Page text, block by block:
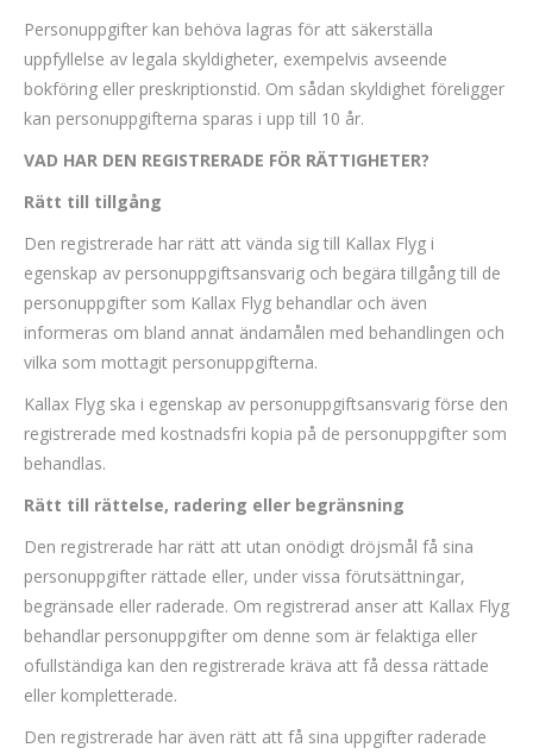
Personuppgifter kan behöva lagras för att säkerställa
uppfyllelse av legala skyldigheter, exempelvis avseende
bokföring eller preskriptionstid. Om sådan skyldighet föreligger
kan personuppgifterna sparas i upp till 10 år.
VAD HAR DEN REGISTRERADE FÖR RÄTTIGHETER?
Rätt till tillgång
Den registrerade har rätt att vända sig till Kallax Flyg i
egenskap av personuppgiftsansvarig och begära tillgång till de
personuppgifter som Kallax Flyg behandlar och även
informeras om bland annat ändamålen med behandlingen och
vilka som mottagit personuppgifterna.
Kallax Flyg ska i egenskap av personuppgiftsansvarig förse den
registrerade med kostnadsfri kopia på de personuppgifter som
behandlas.
Rätt till rättelse, radering eller begränsning
Den registrerade har rätt att utan onödigt dröjsmål få sina
personuppgifter rättade eller, under vissa förutsättningar,
begränsade eller raderade. Om registrerad anser att Kallax Flyg
behandlar personuppgifter om denne som är felaktiga eller
ofullständiga kan den registrerade kräva att få dessa rättade
eller kompletterade.
Den registrerade har även rätt att få sina uppgifter raderade